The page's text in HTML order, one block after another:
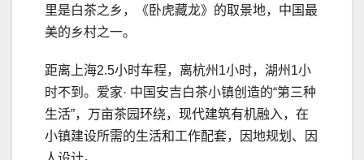
里是白茶之乡，《卧虎藏龙》的取景地，中国最
美的乡村之一。
距离上海2.5小时车程，离杭州1小时，湖州1小
时不到。爱家· 中国安吉白茶小镇创造的“第三种
生活”，万亩茶园环绕，现代建筑有机融入，在
小镇建设所需的生活和工作配套，因地规划、因